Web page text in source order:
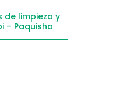
limpieza y
– Paquisha